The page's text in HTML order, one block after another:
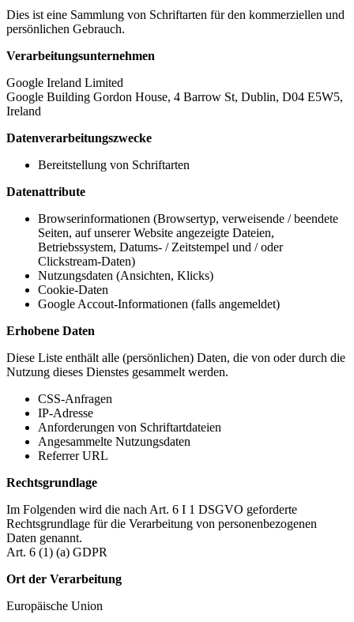
Dies ist eine Sammlung von Schriftarten für den kommerziellen und
persönlichen Gebrauch.
Verarbeitungsunternehmen
Google Ireland Limited
Google Building Gordon House, 4 Barrow St, Dublin, D04 E5W5,
Ireland
Datenverarbeitungszwecke
Bereitstellung von Schriftarten
Datenattribute
Browserinformationen (Browsertyp, verweisende / beendete
Seiten, auf unserer Website angezeigte Dateien,
Betriebssystem, Datums- / Zeitstempel und / oder
Clickstream-Daten)
Nutzungsdaten (Ansichten, Klicks)
Cookie-Daten
Google Accout-Informationen (falls angemeldet)
Erhobene Daten
Diese Liste enthält alle (persönlichen) Daten, die von oder durch die
Nutzung dieses Dienstes gesammelt werden.
CSS-Anfragen
IP-Adresse
Anforderungen von Schriftartdateien
Angesammelte Nutzungsdaten
Referrer URL
Rechtsgrundlage
Im Folgenden wird die nach Art. 6 I 1 DSGVO geforderte
Rechtsgrundlage für die Verarbeitung von personenbezogenen
Daten genannt.
Art. 6 (1) (a) GDPR
Ort der Verarbeitung
Europäische Union